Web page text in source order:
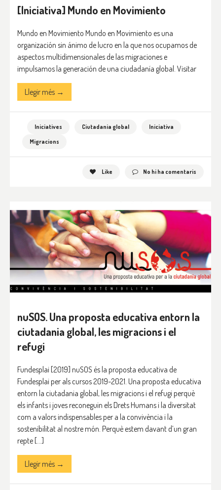
[Iniciativa] Mundo en Movimiento
Mundo en Movimiento Mundo en Movimiento es una
organización sin ánimo de lucro en la que nos ocupamos de
aspectos multidimensionales de las migraciones e
impulsamos la generación de una ciudadanía global. Visitar
Llegir més →
Iniciatives Ciutadania global
Iniciativa
Migracions
Like No hi ha comentaris
nuSOS. Una proposta educativa entorn la
ciutadania global, les migracions i el
refugi
Fundesplai [2019] nuSOS és la proposta educativa de
Fundesplai per als cursos 2019-2021. Una proposta educativa
entorn la ciutadania global, les migracions i el refugi perquè
els infants i joves reconeguin els Drets Humans i la diversitat
com a valors indispensables per a la convivència i la
sostenibilitat al nostre món. Perquè estem davant d’un gran
repte […]
Llegir més →